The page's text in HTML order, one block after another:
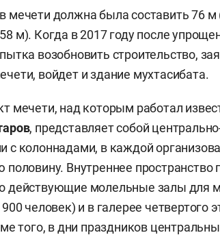
мечети должна была составить 76
м). Когда в 2017 году после
возобновить строительство,
войдет и здание мухтасибата.
мечети, над которым работал
, представляет собой
с колоннадами, в каждой
половину. Внутреннее
действующие молельные залы для
человек) и в галерее
того, в дни праздников